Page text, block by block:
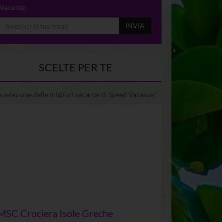
Vacanze!
INVIA
SCELTE PER TE
selezione delle migliori vacanze di Speed Vacanze!
Crociera Isole Greche